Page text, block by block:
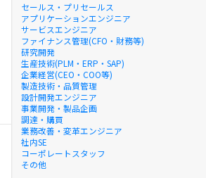
セールス・プリセールス
アプリケーションエンジニア
サービスエンジニア
ファイナンス管理(CFO・財務等)
研究開発
生産技術(PLM・ERP・SAP)
企業経営(CEO・COO等)
製造技術・品質管理
設計開発エンジニア
事業開発・製品企画
調達・購買
業務改善・変革エンジニア
社内SE
コーポレートスタッフ
その他